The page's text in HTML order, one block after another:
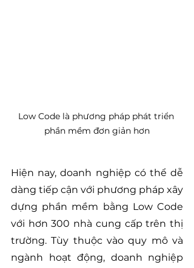
Low Code là phương pháp phát triển
phần mềm đơn giản hơn
Hiện nay, doanh nghiệp có thể dễ
dàng tiếp cận với phương pháp xây
dựng phần mềm bằng Low Code
với hơn 300 nhà cung cấp trên thị
trường. Tùy thuộc vào quy mô và
ngành hoạt động, doanh nghiệp